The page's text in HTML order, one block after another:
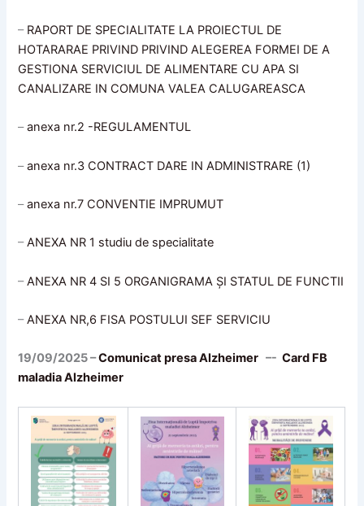
– RAPORT DE SPECIALITATE LA PROIECTUL DE
HOTARARAE PRIVIND PRIVIND ALEGEREA FORMEI DE A
GESTIONA SERVICIUL DE ALIMENTARE CU APA SI
CANALIZARE IN COMUNA VALEA CALUGAREASCA
–anexa nr.2 -REGULAMENTUL
–anexa nr.3 CONTRACT DARE IN ADMINISTRARE (1)
–anexa nr.7 CONVENTIE IMPRUMUT
–ANEXA NR 1 studiu de specialitate
–ANEXA NR 4 SI 5 ORGANIGRAMA ȘI STATUL DE FUNCTII
–ANEXA NR,6 FISA POSTULUI SEF SERVICIU
19/09/2025 –Comunicat presa Alzheimer –-Card FB
maladia Alzheimer